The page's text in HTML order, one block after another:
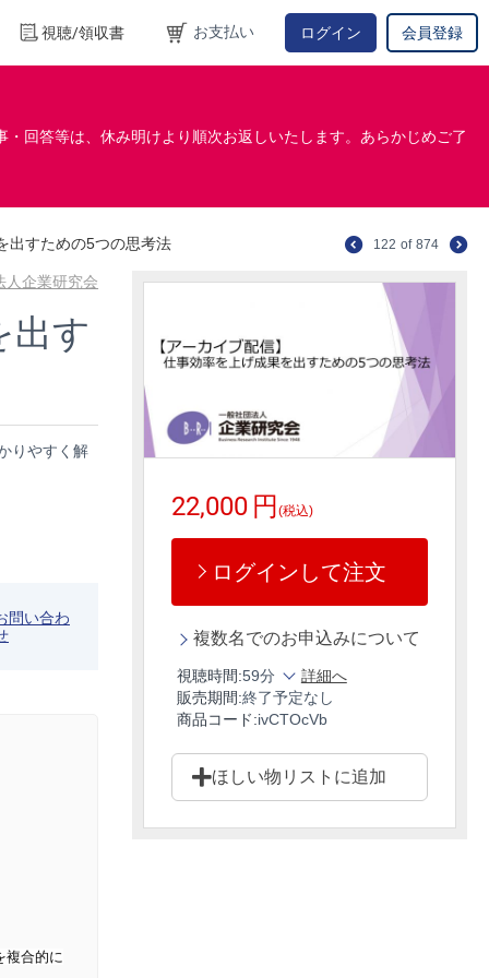
視聴/領収書 お支払い ログイン 会員登録
回答等は、休み明けより順次お返しいたします。あらかじめご了
出すための5つの思考法 122 of 874
人企業研究会
出す
りやすく解
22,000 円 (税込)
ログインして注文
複数名でのお申込みについて
視聴時間:59分
詳細へ
販売期間:終了予定なし
商品コード:ivCTOcVb
ほしい物リストに追加
問い合わ
複合的に